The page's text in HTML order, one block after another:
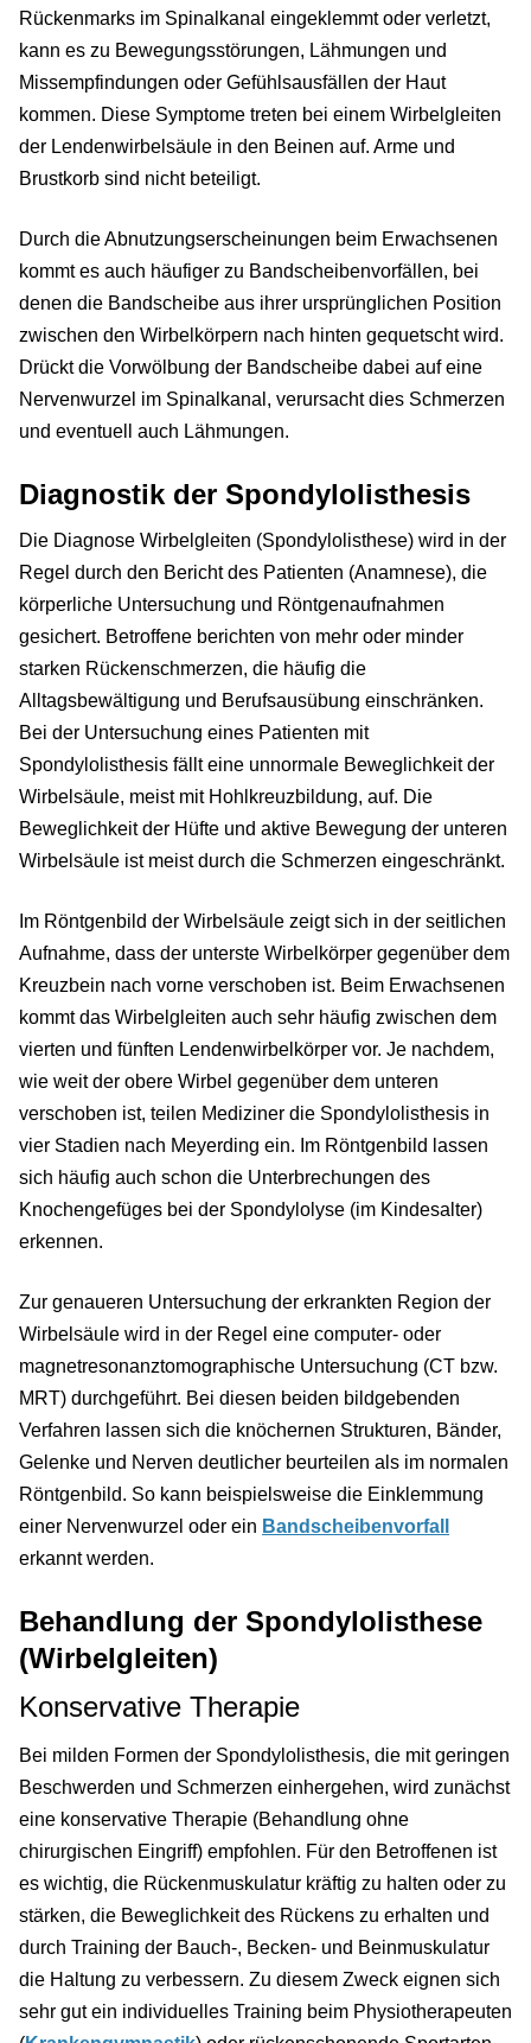
Rückenmarks im Spinalkanal eingeklemmt oder verletzt,
kann es zu Bewegungsstörungen, Lähmungen und
Missempfindungen oder Gefühlsausfällen der Haut
kommen. Diese Symptome treten bei einem Wirbelgleiten
der Lendenwirbelsäule in den Beinen auf. Arme und
Brustkorb sind nicht beteiligt.
Durch die Abnutzungserscheinungen beim Erwachsenen
kommt es auch häufiger zu Bandscheibenvorfällen, bei
denen die Bandscheibe aus ihrer ursprünglichen Position
zwischen den Wirbelkörpern nach hinten gequetscht wird.
Drückt die Vorwölbung der Bandscheibe dabei auf eine
Nervenwurzel im Spinalkanal, verursacht dies Schmerzen
und eventuell auch Lähmungen.
Diagnostik der Spondylolisthesis
Die Diagnose Wirbelgleiten (Spondylolisthese) wird in der
Regel durch den Bericht des Patienten (Anamnese), die
körperliche Untersuchung und Röntgenaufnahmen
gesichert. Betroffene berichten von mehr oder minder
starken Rückenschmerzen, die häufig die
Alltagsbewältigung und Berufsausübung einschränken.
Bei der Untersuchung eines Patienten mit
Spondylolisthesis fällt eine unnormale Beweglichkeit der
Wirbelsäule, meist mit Hohlkreuzbildung, auf. Die
Beweglichkeit der Hüfte und aktive Bewegung der unteren
Wirbelsäule ist meist durch die Schmerzen eingeschränkt.
Im Röntgenbild der Wirbelsäule zeigt sich in der seitlichen
Aufnahme, dass der unterste Wirbelkörper gegenüber dem
Kreuzbein nach vorne verschoben ist. Beim Erwachsenen
kommt das Wirbelgleiten auch sehr häufig zwischen dem
vierten und fünften Lendenwirbelkörper vor. Je nachdem,
wie weit der obere Wirbel gegenüber dem unteren
verschoben ist, teilen Mediziner die Spondylolisthesis in
vier Stadien nach Meyerding ein. Im Röntgenbild lassen
sich häufig auch schon die Unterbrechungen des
Knochengefüges bei der Spondylolyse (im Kindesalter)
erkennen.
Zur genaueren Untersuchung der erkrankten Region der
Wirbelsäule wird in der Regel eine computer- oder
magnetresonanztomographische Untersuchung (CT bzw.
MRT) durchgeführt. Bei diesen beiden bildgebenden
Verfahren lassen sich die knöchernen Strukturen, Bänder,
Gelenke und Nerven deutlicher beurteilen als im normalen
Röntgenbild. So kann beispielsweise die Einklemmung
einer Nervenwurzel oder ein Bandscheibenvorfall
erkannt werden.
Behandlung der Spondylolisthese
(Wirbelgleiten)
Konservative Therapie
Bei milden Formen der Spondylolisthesis, die mit geringen
Beschwerden und Schmerzen einhergehen, wird zunächst
eine konservative Therapie (Behandlung ohne
chirurgischen Eingriff) empfohlen. Für den Betroffenen ist
es wichtig, die Rückenmuskulatur kräftig zu halten oder zu
stärken, die Beweglichkeit des Rückens zu erhalten und
durch Training der Bauch-, Becken- und Beinmuskulatur
die Haltung zu verbessern. Zu diesem Zweck eignen sich
sehr gut ein individuelles Training beim Physiotherapeuten